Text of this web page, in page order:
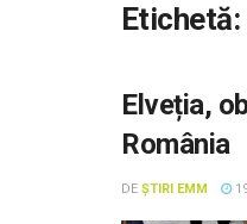
Elveția,
România
DE ȘTIRI EMM